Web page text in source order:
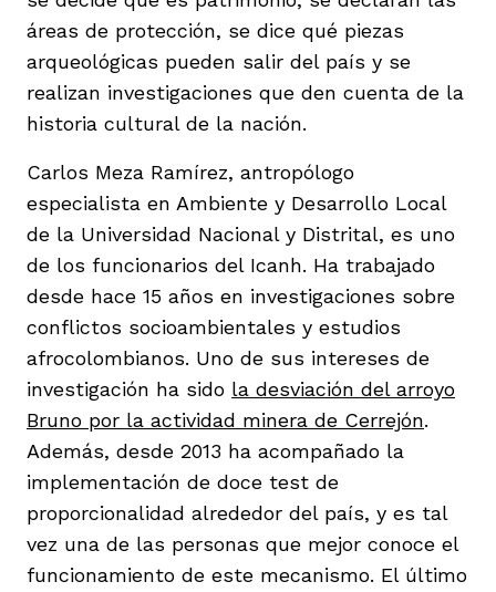
áreas de protección, se dice qué piezas
arqueológicas pueden salir del país y se
realizan investigaciones que den cuenta de la
historia cultural de la nación.
Carlos Meza Ramírez, antropólogo
especialista en Ambiente y Desarrollo Local
de la Universidad Nacional y Distrital, es uno
de los funcionarios del Icanh. Ha trabajado
desde hace 15 años en investigaciones sobre
conflictos socioambientales y estudios
afrocolombianos. Uno de sus intereses de
investigación ha sido la desviación del arroyo
Bruno por la actividad minera de Cerrejón.
Además, desde 2013 ha acompañado la
implementación de doce test de
proporcionalidad alrededor del país, y es tal
vez una de las personas que mejor conoce el
funcionamiento de este mecanismo. El último